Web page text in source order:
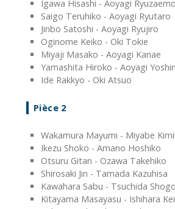
Igawa Hisashi - Aoyagi
Saigo Teruhiko - Aoyagi Ryutaro
Jinbo Satoshi - Aoyagi Ryujiro
Oginome Keiko - Oki Tokie
Miyaji Masako - Aoyagi Kanae
Yamashita Hiroko - Aoyagi
Ide Rakkyo - Oki Atsuo
Pièce 2
Wakamura Mayumi - Miyabe
Ikezu Shoko - Amano Hoshiko
Otsuru Gitan - Ozawa Takehiko
Shirosaki Jin - Tamada Kazuhisa
Kawahara Sabu - Tsuchida
Kitayama Masayasu - Ishihara